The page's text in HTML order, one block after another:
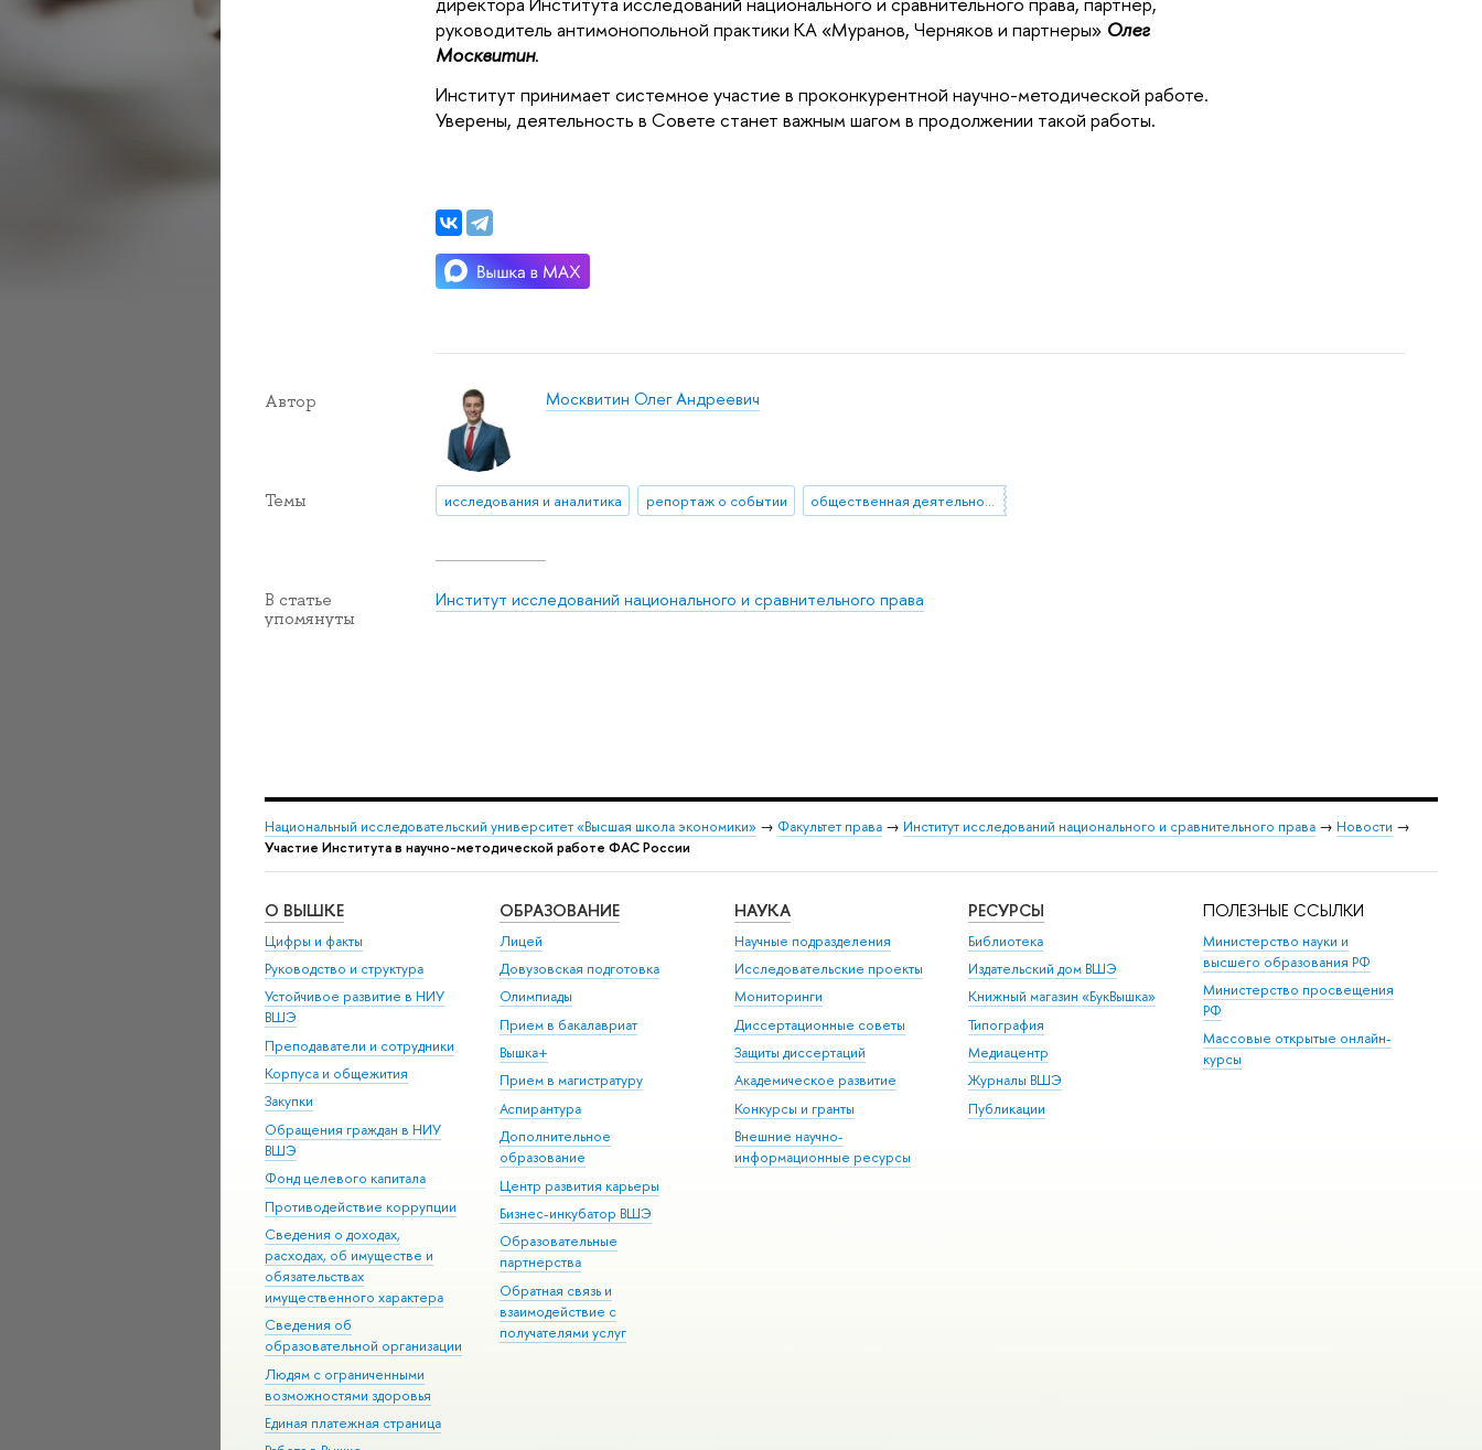
руководитель антимонопольной практики КА «Муранов, Черняков и партнеры» Олег
Москвитин.
Институт принимает системное участие в проконкурентной научно-методической работе.
Уверены, деятельность в Совете станет важным шагом в продолжении такой работы.
Автор Москвитин Олег Андреевич
Темы исследования и аналитика репортаж о событии общественная деятельность
В статье
упомянуты
Институт исследований национального и сравнительного права
Национальный исследовательский университет «Высшая школа экономики» → Факультет права → Институт исследований национального и сравнительного права → Новости →
Участие Института в научно-методической работе ФАС России
О ВЫШКЕ
Цифры и факты
Руководство и структура
Устойчивое развитие в НИУ
ВШЭ
Преподаватели и сотрудники
Корпуса и общежития
Закупки
Обращения граждан в НИУ
ВШЭ
Фонд целевого капитала
Противодействие коррупции
Сведения о доходах,
расходах, об имуществе и
обязательствах
имущественного характера
Сведения об
образовательной организации
Людям с ограниченными
возможностями здоровья
Единая платежная страница
ОБРАЗОВАНИЕ
Лицей
Довузовская подготовка
Олимпиады
Прием в бакалавриат
Вышка+
Прием в магистратуру
Аспирантура
Дополнительное
образование
Центр развития карьеры
Бизнес-инкубатор ВШЭ
Образовательные
партнерства
Обратная связь и
взаимодействие с
получателями услуг
НАУКА
Научные подразделения
Исследовательские проекты
Мониторинги
Диссертационные советы
Защиты диссертаций
Академическое развитие
Конкурсы и гранты
Внешние научно-
информационные ресурсы
РЕСУРСЫ
Библиотека
Издательский дом ВШЭ
Книжный магазин «БукВышка»
Типография
Медиацентр
Журналы ВШЭ
Публикации
ПОЛЕЗНЫЕ ССЫЛКИ
Министерство науки и
высшего образования РФ
Министерство просвещения
РФ
Массовые открытые онлайн-
курсы